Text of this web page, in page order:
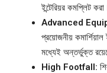
ইন্টেরিয়র কমপ্লিট
Advanced
প্রয়োজনীয় কমার্শিয়াল
মধ্যেই অন্তর্ভুক্ত
High Footfall: